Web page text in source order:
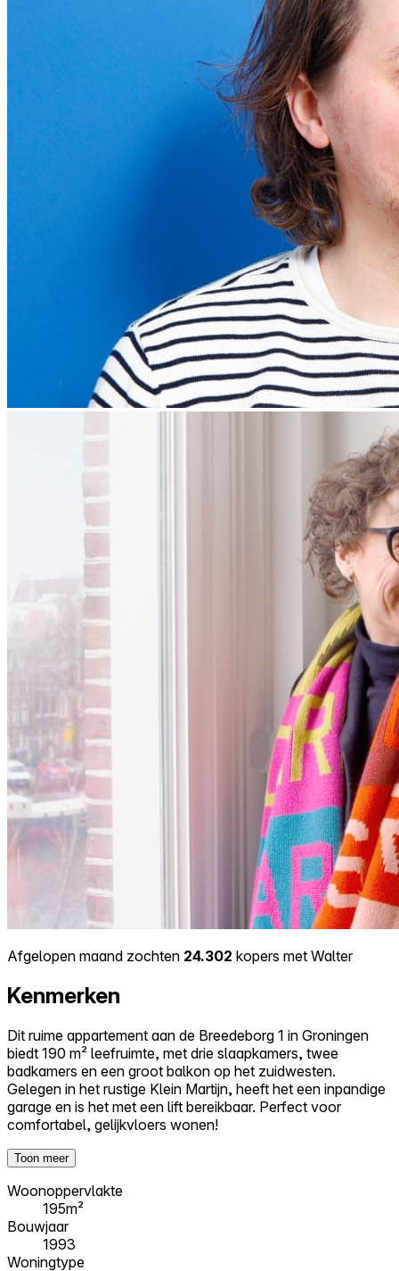
Afgelopen maand zochten 24.302 kopers met Walter
Kenmerken
Dit ruime appartement aan de Breedeborg 1 in Groningen
biedt 190 m² leefruimte, met drie slaapkamers, twee
badkamers en een groot balkon op het zuidwesten.
Gelegen in het rustige Klein Martijn, heeft het een inpandige
garage en is het met een lift bereikbaar. Perfect voor
comfortabel, gelijkvloers wonen!
Toon meer
Woonoppervlakte
195m²
Bouwjaar
1993
Woningtype